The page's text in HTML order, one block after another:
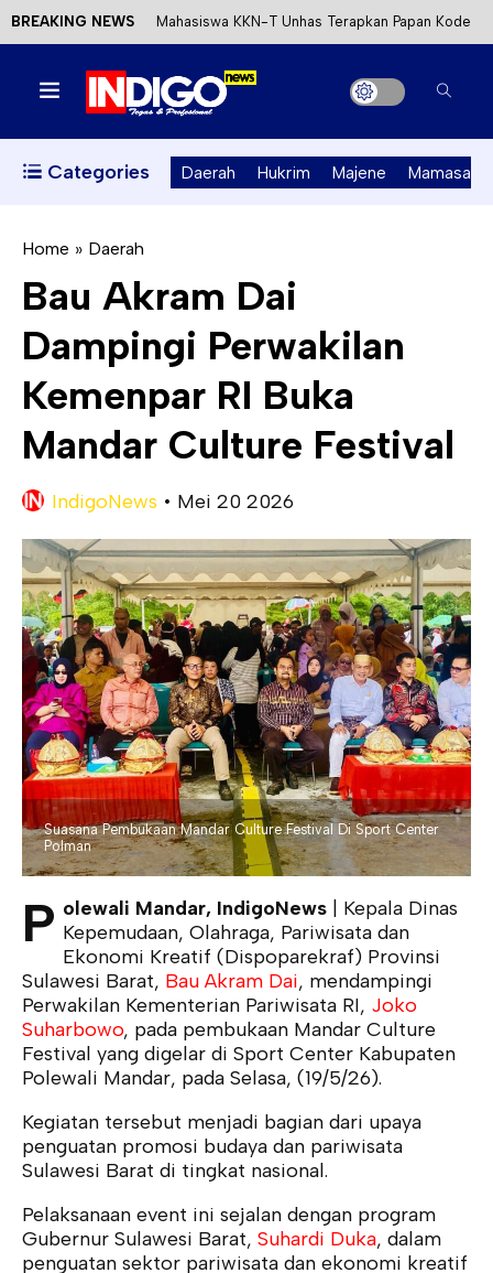
BREAKING NEWS Mahasiswa KKN-T Unhas Terapkan Papan Kode
Etik Wisata di Pantai Lawere Desa Lotang Salo
Satu DPO Pengeroyokan SPBU Tapalang
Ditangkap, Satu Lagi Kabur ke Kalimantan
Kecewa Kapolresta Absen, APPK Mamuju
Soroti Kejanggalan Kasus Tambang Emas Ilegal
Categories Daerah Hukrim Majene Mamasa
Home » Daerah
Bau Akram Dai
Dampingi Perwakilan
Kemenpar RI Buka
Mandar Culture Festival
IndigoNews • Mei 20 2026
Suasana Pembukaan Mandar Culture Festival Di Sport Center
Polman
P olewali Mandar, IndigoNews | Kepala Dinas
Kepemudaan, Olahraga, Pariwisata dan
Ekonomi Kreatif (Dispoparekraf) Provinsi
Sulawesi Barat, Bau Akram Dai, mendampingi
Perwakilan Kementerian Pariwisata RI, Joko
Suharbowo, pada pembukaan Mandar Culture
Festival yang digelar di Sport Center Kabupaten
Polewali Mandar, pada Selasa, (19/5/26).
Kegiatan tersebut menjadi bagian dari upaya
penguatan promosi budaya dan pariwisata
Sulawesi Barat di tingkat nasional.
Pelaksanaan event ini sejalan dengan program
Gubernur Sulawesi Barat, Suhardi Duka, dalam
penguatan sektor pariwisata dan ekonomi kreatif